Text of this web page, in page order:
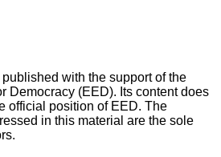
with the support of the
Democracy (EED). Its content does
official position of EED. The
in this material are the sole